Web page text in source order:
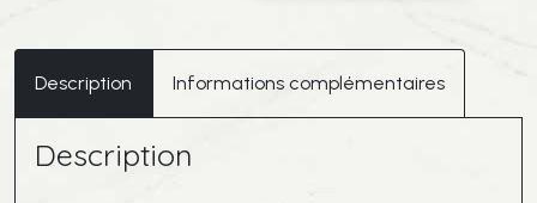
GRAMME
7g
nato
Description Informations complémentaires
Description